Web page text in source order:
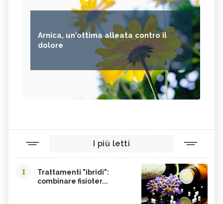
Arnica, un'ottima alleata contro il
dolore
I più letti
1
Trattamenti "ibridi":
combinare fisioter...